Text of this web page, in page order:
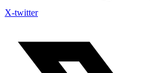
X-twitter